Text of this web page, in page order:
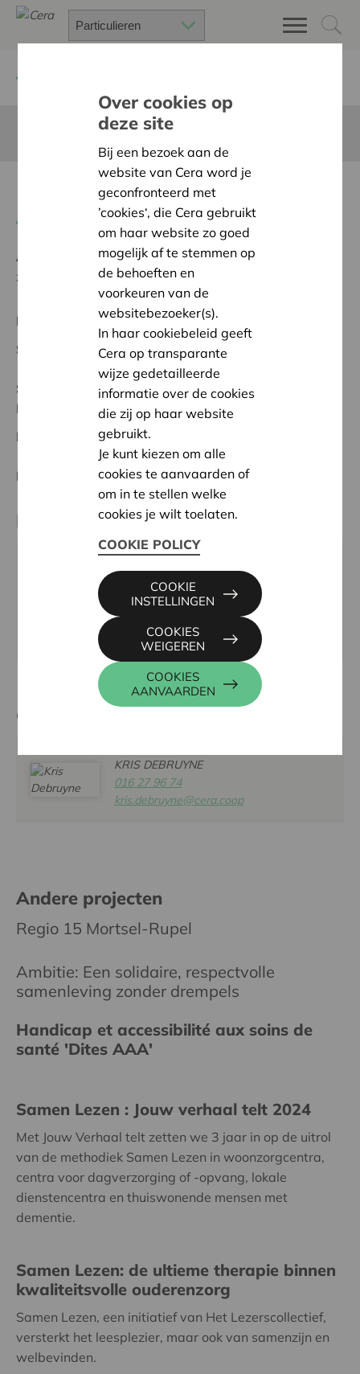
Deze pagina is niet vertaald in het Nederlands
Een huis voor iedereen
Terug naar overzicht
Ambitie:
Een solidaire, respectvolle samenleving
zonder drempels
Regionaal Project
Startdatum:
19/05/2026
Status:
In behandeling
Mortsel-Rupel
Datum:
19/05/2026
Beslissing: Goedgekeurd
Partner
Jeugdhulp Don Bosco Antwerpen,
Broechemsesteenweg 100, 2531 BOECHOUT
https://jeugdhulpdonbosco.be/organisaties/?
provincie=antwerpen
Contactpersoon
KRIS DEBRUYNE
016 27 96 74
kris.debruyne@cera.coop
Andere projecten
Regio 15 Mortsel-Rupel
Ambitie: Een solidaire, respectvolle
samenleving zonder drempels
Handicap et accessibilité aux soins de
santé 'Dites AAA'
Samen Lezen : Jouw verhaal telt 2024
Met Jouw Verhaal telt zetten we 3 jaar in op de uitrol
van de methodiek Samen Lezen in woonzorgcentra,
centra voor dagverzorging of -opvang, lokale
dienstencentra en thuiswonende mensen met
dementie.
Samen Lezen: de ultieme therapie binnen
kwaliteitsvolle ouderenzorg
Samen Lezen, een initiatief van Het Lezerscollectief,
versterkt het leesplezier, maar ook van samenzijn en
welbevinden.
Over cookies op
deze site
Bij een bezoek aan de
website van Cera word je
geconfronteerd met
’cookies‘, die Cera gebruikt
om haar website zo goed
mogelijk af te stemmen op
de behoeften en
voorkeuren van de
websitebezoeker(s).
In haar cookiebeleid geeft
Cera op transparante
wijze gedetailleerde
informatie over de cookies
die zij op haar website
gebruikt.
Je kunt kiezen om alle
cookies te aanvaarden of
om in te stellen welke
cookies je wilt toelaten.
COOKIE POLICY
COOKIES
AANVAARDEN
COOKIES
WEIGEREN
COOKIE
INSTELLINGEN